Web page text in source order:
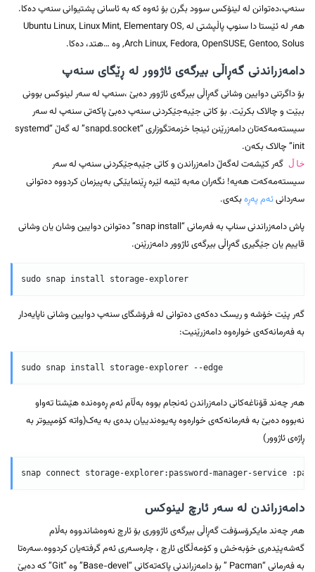
سنەپ،دەتوانن لە لینۆکس سوود بگرن بۆ ئەوە کە بە ئاسانی پشتیوانی سنەپ دەکا.
هەر لە ئێستا دا سنوپ پاڵپشتی لە Ubuntu Linux, Linux Mint, Elementary OS,
Arch Linux, Fedora, OpenSUSE, Gentoo, Solus, وە …هتد، دەکا.
دامەزراندنی گەڕاڵی بیرگەی ئاژوور لە ڕێگای سنەپ
بۆ داگرتنی دوایین وشانی گەڕاڵی بیرگەی ئاژوور دەبێ ،سنەپ لە سەر لینوکس بوونی
ببێت و چالاک بکرێت. بۆ کاتی جێبەجێکردنی سنەپ دەبێ پاکەتی سنەپ لە سەر
سیستەمەکەتان دامەزرێنن ئینجا خزمەتگوزاری “snapd.socket” لە گەڵ “systemd
init” چالاک بکەن.
خاڵ گەر کێشەت لەگەڵ دامەزراندن و کاتی جێبەجێکردنی سنەپ لە سەر
سیستەمەکەت هەیە! نگەران مەبە ئێمە لێرە ڕێنمایێکی بەپیزمان کردووە دەتوانی
سەردانیئەم پەڕەبکەی.
پاش دامەزراندنی سناپ بە فەرمانی “snap install” دەتوانن دوایین وشان یان وشانی
قاییم یان جێگیری گەڕاڵی بیرگەی ئاژوور دامەزرێنن.
گەر پێت خۆشە و ریسک دەکەی دەتوانی لە فرۆشگای سنەپ دوایین وشانی ناپایەدار
بە فەرمانەکەی خوارەوە دامەزرێنیت:
هەر چەند قۆناغەکانی دامەزراندن ئەنجام بووە بەڵآم ئەم ڕەوەندە هێشتا تەواو
نەبووە دەبێ بە فەرمانەکەی خوارەوە پەیوەندییان بدەی بە یەک(واتە کۆمپیوتر بە
ڕاژەی ئاژوور)
دامەزراندن لە سەر ئارچ لینوکس
هەر چەند مایکرۆسۆفت گەڕاڵی بیرگەی ئاژووری بۆ ئارچ نەوەشاندووە بەڵام
گەشەپێدەری خۆبەخش و کۆمەڵگای ئارچ ، چارەسەری ئەم گرفتەیان کردووە.سەرەتا
بە فەرمانی “Pacman ” بۆ دامەزراندنی پاکەتەکانی “Base-devel” وە “Git” کە دەبێ